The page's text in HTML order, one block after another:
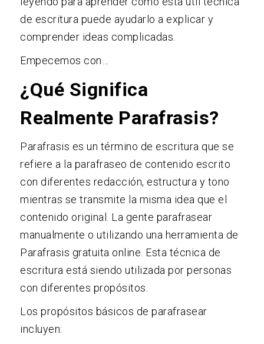
de escritura puede ayudarlo a explicar y
comprender ideas complicadas.
Empecemos con…
¿Qué Significa
Realmente Parafrasis?
Parafrasis es un término de escritura que se
refiere a la parafraseo de contenido escrito
con diferentes redacción, estructura y tono
mientras se transmite la misma idea que el
contenido original. La gente parafrasear
manualmente o utilizando una herramienta de
Parafrasis gratuita online. Esta técnica de
escritura está siendo utilizada por personas
con diferentes propósitos.
Los propósitos básicos de parafrasear
incluyen: